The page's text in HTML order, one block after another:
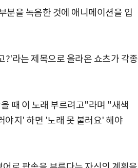
분을 녹음한 것에 애니메이션을 입
?'라는 제목으로 올라온 쇼츠가 각종
때 이 노래 부르려고"라며 "새색
야지' 하면 '노래 못 불러요' 해야